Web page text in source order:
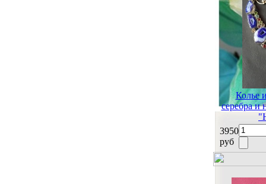
Колье
серебра и
3950
руб